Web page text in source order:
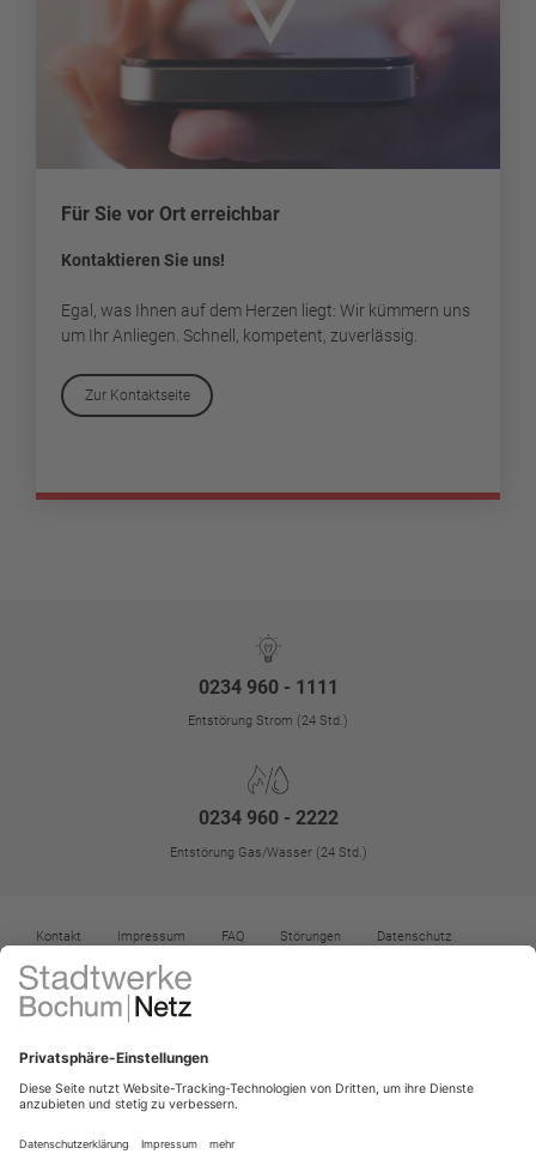
Für Sie vor Ort erreichbar
Kontaktieren Sie uns!
Egal, was Ihnen auf dem Herzen liegt: Wir kümmern uns
um Ihr Anliegen. Schnell, kompetent, zuverlässig.
Zur Kontaktseite
0234 960 - 1111
Entstörung Strom (24 Std.)
0234 960 - 2222
Entstörung Gas/Wasser (24 Std.)
Kontakt Impressum FAQ Störungen
Datenschutz
Datenschutz-Einstellungen
Vertrag widerrufen